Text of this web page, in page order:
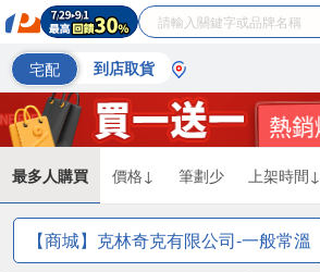
宅配 到店取貨
最多人購買 價格↓ 筆劃少 上架時間↓
【商城】克林奇克有限公司-一般常溫